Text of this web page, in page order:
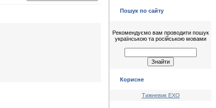
Пошук по сайту
Рекомендуємо вам проводити пошук
українською та російською мовами
Корисне
Тижневик ЕХО